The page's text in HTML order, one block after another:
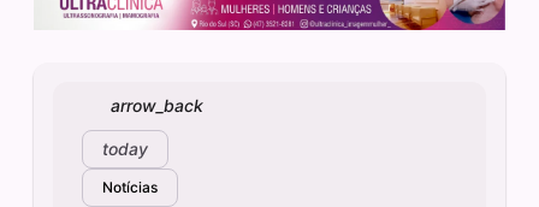
arrow_back
today
Notícias